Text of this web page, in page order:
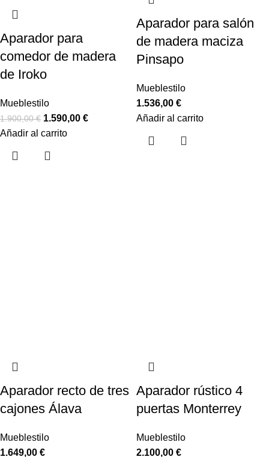
Aparador para
comedor de madera
de Iroko
Mueblestilo
1.900,00€ 1.590,00 €
Añadir al carrito
Aparador para salón
de madera maciza
Pinsapo
Mueblestilo
1.536,00 €
Añadir al carrito
Aparador recto de tres
cajones Álava
Mueblestilo
1.649,00 €
Aparador rústico 4
puertas Monterrey
Mueblestilo
2.100,00 €